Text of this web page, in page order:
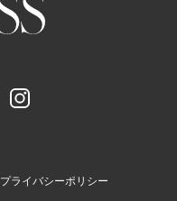
プライバシーポリシー